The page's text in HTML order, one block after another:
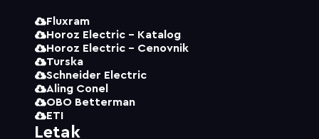
Fluxram
Horoz Electric - Katalog
Horoz Electric - Cenovnik
Turska
Schneider Electric
Aling Conel
OBO Betterman
ETI
Letak